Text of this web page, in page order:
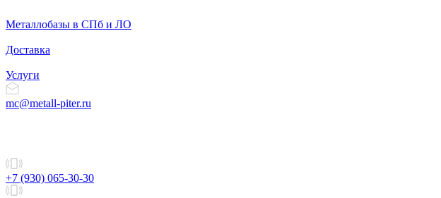
Металлобазы в СПб и ЛО
Доставка
Услуги
mc@metall-piter.ru
+7 (930) 065-30-30